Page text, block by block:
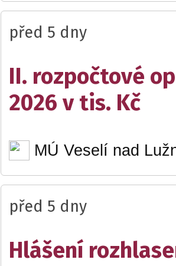
před 5 dny
II. rozpočtové
2026 v tis. Kč
MÚ Veselí nad
před 5 dny
Hlášení